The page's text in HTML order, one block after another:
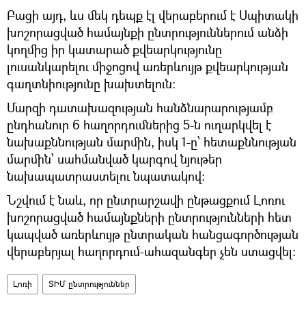
Բացի այդ, ևս մեկ դեպք էլ վերաբերում է Սպիտակի
խոշորացված համայնքի ընտրություններում անձի
կողմից իր կատարած քվեարկությունը
լուսանկարելու միջոցով առերևույթ քվեարկության
գաղտնիությունը խախտելուն:
Մարզի դատախազության հանձնարարությամբ
ընդհանուր 6 հաղորդումներից 5-ն ուղարկվել է
նախաքննության մարմին, իսկ 1-ը՝ հետաքննության
մարմին՝ սահմանված կարգով նյութեր
նախապատրաստելու նպատակով:
Նշվում է նաև, որ ընտրարշավի ընթացքում Լոռու
խոշորացված համայնքների ընտրությունների հետ
կապված առերևույթ ընտրական հանցագործության
վերաբերյալ հաղորդում-ահազանգեր չեն ստացվել։
Լոռի ՏԻՄ ընտրություններ